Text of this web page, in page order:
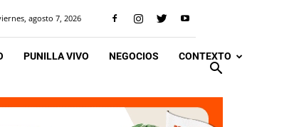
agosto 7, 2026
PUNILLA VIVO NEGOCIOS CONTEXTO